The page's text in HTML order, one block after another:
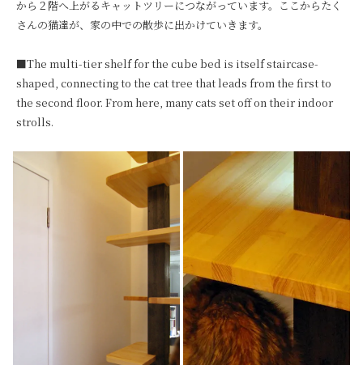
から２階へ上がるキャットツリーにつながっています。ここからたく
さんの猫達が、家の中での散歩に出かけていきます。
■The multi-tier shelf for the cube bed is itself staircase-
shaped, connecting to the cat tree that leads from the first to
the second floor. From here, many cats set off on their indoor
strolls.